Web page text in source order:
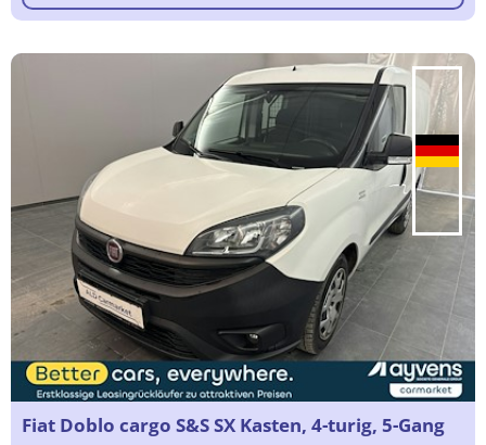
Fiat Doblo cargo S&S SX Kasten, 4-turig, 5-Gang